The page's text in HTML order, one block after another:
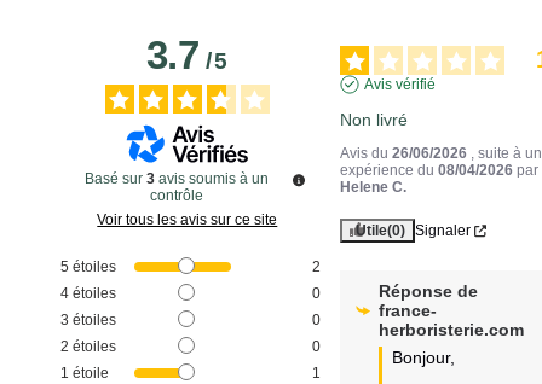
3.7/5
Basé sur 3 avis soumis à un
contrôle
Voir tous les avis sur ce site
5 étoiles
2
4 étoiles
0
3 étoiles
0
2 étoiles
0
1 étoile 1
Avis vérifié
Non livré
Avis du26/06/2026 , suite à
expérience du08/04/2026 par
Helene C.
Utile(0) Signaler
Réponse de
france-
herboristerie.com
Bonjour,